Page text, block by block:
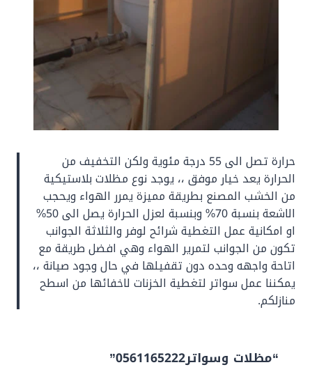
حرارة تصل الى 55 درجة مئوية ولكن التخفيف من
الحرارة يعد خيار موفق ،، يوجد نوع مظلات بلاستيكية
من الخشب المصنع بطريقة مميزة يمرر الهواء ويحجب
الاشعة بنسبة 70% وبنسبة لعزل الحرارة يصل الى 50%
او امكانية عمل التغطية شرائح لوفر والثلاثة الجوانب
تكون من الجوانب لتمرير الهواء وهي افضل طريقة مع
اتاحة واجهه وحده دون تقفيلها في حال وجود صيانة ،،
يمكننا عمل سواتر لتغطية الخزنات لاخفائها من اسطح
منازلكم.
“مظلات وسواتر0561165222”